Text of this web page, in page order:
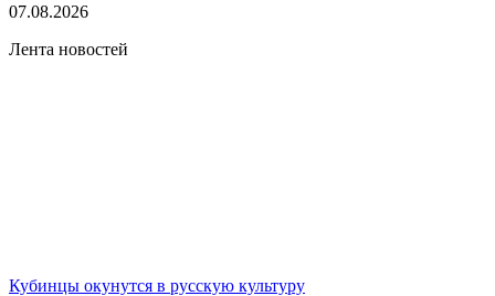
07.08.2026
Лента новостей
Кубинцы окунутся в русскую культуру